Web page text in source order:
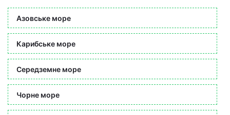
Азовське море
Карибське море
Середземне море
Чорне море